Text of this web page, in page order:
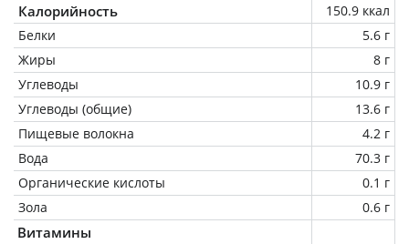
Калорийность
150.9 ккал
Белки
5.6 г
Жиры
8 г
Углеводы
10.9 г
Углеводы (общие)
13.6 г
Пищевые волокна
4.2 г
Вода
70.3 г
Органические кислоты
0.1 г
Зола
0.6 г
Витамины